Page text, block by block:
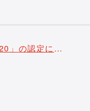
「健康経営優良法人2020」の認定について